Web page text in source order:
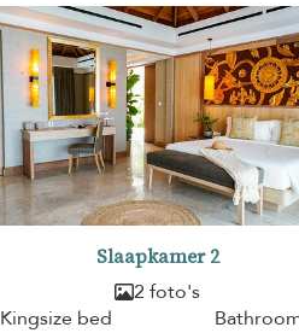
Slaapkamer 2
2 foto's
Kingsize bed